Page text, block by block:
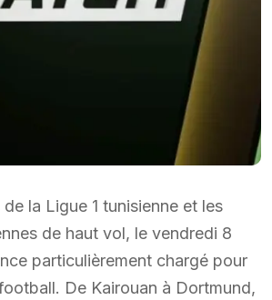
la Ligue 1 tunisienne et les
de haut vol, le vendredi 8
particulièrement chargé pour
De Kairouan à Dortmund,